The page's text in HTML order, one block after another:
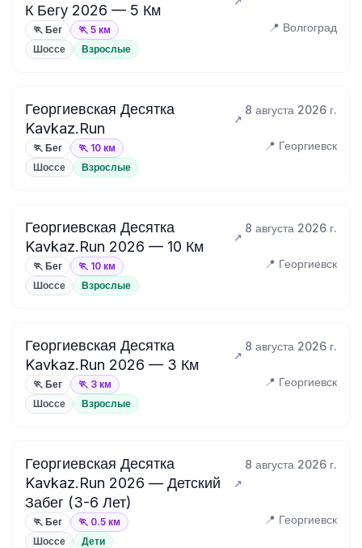
К Бегу 2026 — 5 Км
🏃 Бег 🏃 5 км 📍 Волгоград
Шоссе Взрослые
Георгиевская Десятка
Kavkaz.Run
8 августа 2026 г.
🏃 Бег 🏃 10 км 📍 Георгиевск
Шоссе Взрослые
Георгиевская Десятка
Kavkaz.Run 2026 — 10 Км
8 августа 2026 г.
🏃 Бег 🏃 10 км 📍 Георгиевск
Шоссе Взрослые
Георгиевская Десятка
Kavkaz.Run 2026 — 3 Км
8 августа 2026 г.
🏃 Бег 🏃 3 км 📍 Георгиевск
Шоссе Взрослые
Георгиевская Десятка
Kavkaz.Run 2026 — Детский
Забег (3-6 Лет)
8 августа 2026 г.
🏃 Бег 🏃 0.5 км 📍 Георгиевск
Шоссе Дети